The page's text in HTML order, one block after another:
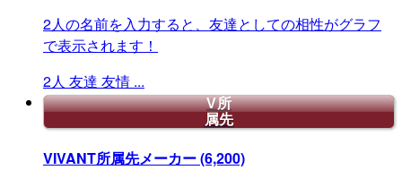
2人の名前を入力すると、友達としての相性がグラフ
で表示されます！
2人 友達 友情 ...
V所
属先
VIVANT所属先メーカー(6,200)